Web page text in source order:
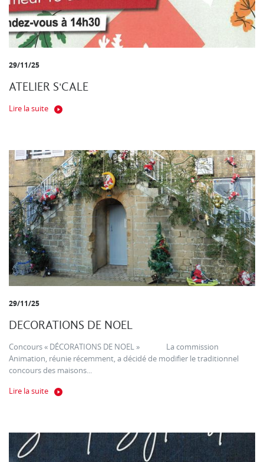
29/11/25
ATELIER S'CALE
Lire la suite
29/11/25
DECORATIONS DE NOEL
Concours « DÉCORATIONS DE NOEL » La commission
Animation, réunie récemment, a décidé de modifier le traditionnel
concours des maisons...
Lire la suite